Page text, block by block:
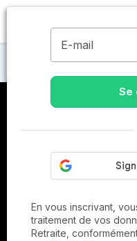
Maisons de retraite
E-mail
Se
En vous inscrivant,
traitement de vos
Retraite,